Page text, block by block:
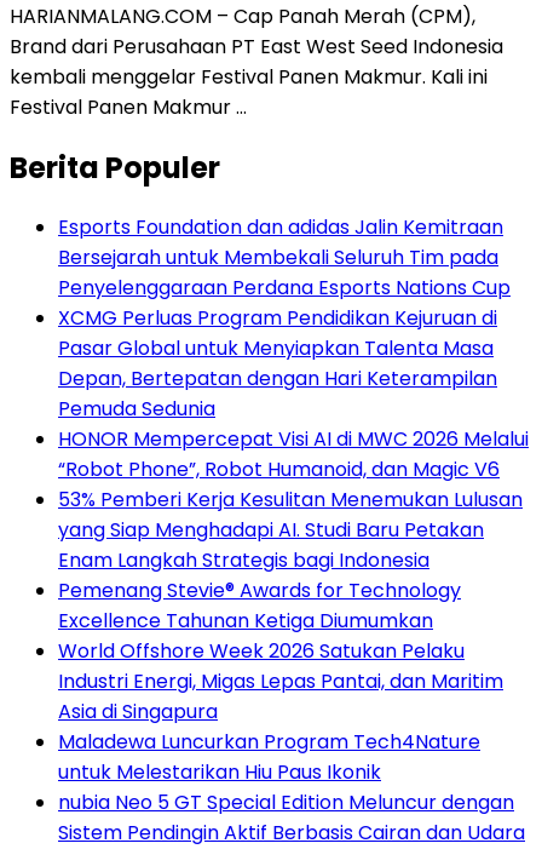
HARIANMALANG.COM – Cap Panah Merah (CPM),
Brand dari Perusahaan PT East West Seed Indonesia
kembali menggelar Festival Panen Makmur. Kali ini
Festival Panen Makmur …
Berita Populer
Esports Foundation dan adidas Jalin Kemitraan
Bersejarah untuk Membekali Seluruh Tim pada
Penyelenggaraan Perdana Esports Nations Cup
XCMG Perluas Program Pendidikan Kejuruan di
Pasar Global untuk Menyiapkan Talenta Masa
Depan, Bertepatan dengan Hari Keterampilan
Pemuda Sedunia
HONOR Mempercepat Visi AI di MWC 2026 Melalui
“Robot Phone”, Robot Humanoid, dan Magic V6
53% Pemberi Kerja Kesulitan Menemukan Lulusan
yang Siap Menghadapi AI. Studi Baru Petakan
Enam Langkah Strategis bagi Indonesia
Pemenang Stevie® Awards for Technology
Excellence Tahunan Ketiga Diumumkan
World Offshore Week 2026 Satukan Pelaku
Industri Energi, Migas Lepas Pantai, dan Maritim
Asia di Singapura
Maladewa Luncurkan Program Tech4Nature
untuk Melestarikan Hiu Paus Ikonik
nubia Neo 5 GT Special Edition Meluncur dengan
Sistem Pendingin Aktif Berbasis Cairan dan Udara